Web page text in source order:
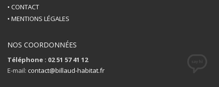
• CONTACT
• MENTIONS LÉGALES
NOS COORDONNÉES
Téléphone : 02 51 57 41 12
E-mail: contact@billaud-habitat.fr